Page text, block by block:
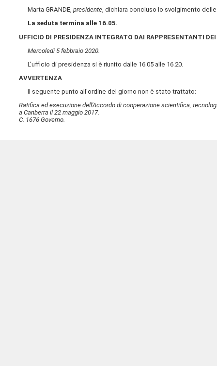
Marta GRANDE,presidente, dichiara concluso lo svolgimento
La seduta termina alle 16.05.
UFFICIO DI PRESIDENZA INTEGRATO DAI RAPPRESENTANTI
Mercoledì 5 febbraio 2020.
L'ufficio di presidenza si è riunito dalle 16.05 alle 16.20.
AVVERTENZA
Il seguente punto all'ordine del giorno non è stato trattato:
Ratifica ed esecuzione dell'Accordo di cooperazione scientifica,
a Canberra il 22 maggio 2017.
C. 1676 Governo.